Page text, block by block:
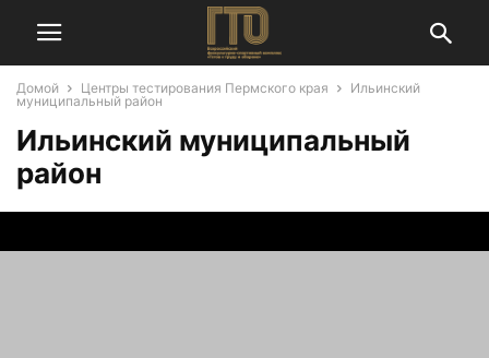
Домой Центры тестирования Пермского края
Ильинский
муниципальный район
Ильинский муниципальный
район